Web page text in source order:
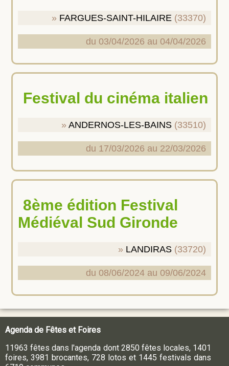
FARGUES-SAINT-HILAIRE (33370)
du 03/04/2026 au 04/04/2026
Festival du cinéma italien
ANDERNOS-LES-BAINS (33510)
du 17/03/2026 au 22/03/2026
8ème édition Festival
Médiéval Sud Gironde
LANDIRAS (33720)
du 08/06/2024 au 09/06/2024
Agenda de Fêtes et Foires
11963 fêtes dans l'agenda dont 2850 fêtes locales, 1401
foires, 3981 brocantes, 728 lotos et 1445 festivals dans